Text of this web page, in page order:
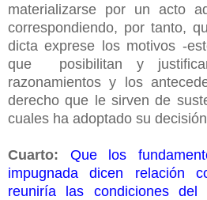
materializarse por un acto
correspondiendo, por tanto,
dicta exprese los motivos -
que posibilitan y
razonamientos y los
derecho que le sirven de
cuales ha adoptado su
Cuarto:
Que los
impugnada dicen relación
reuniría las condiciones del